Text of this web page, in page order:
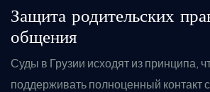
Защита родительских
общения
Суды в Грузии исходят из принципа,
поддерживать полноценный контакт